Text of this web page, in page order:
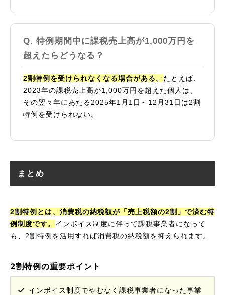
特例期間中に課税売上高が1,000万円を
超えたらどうなる？
2割特例を受けられなくなる場合がある。 たとえば、
2023年の課税売上高が1,000万円を超えた個人は、
その翌々年にあたる2025年1月1日～12月31日は2割
特例を受けられない。
まとめ
2割特例とは、消費税の納税額が「売上税額の2割」で済む特
例制度です。 インボイス制度に伴って課税事業者になって
も、2割特例を活用すれば消費税の納税額を抑えられます。
2割特例の重要ポイント
インボイス制度でやむなく課税事業者になった事業